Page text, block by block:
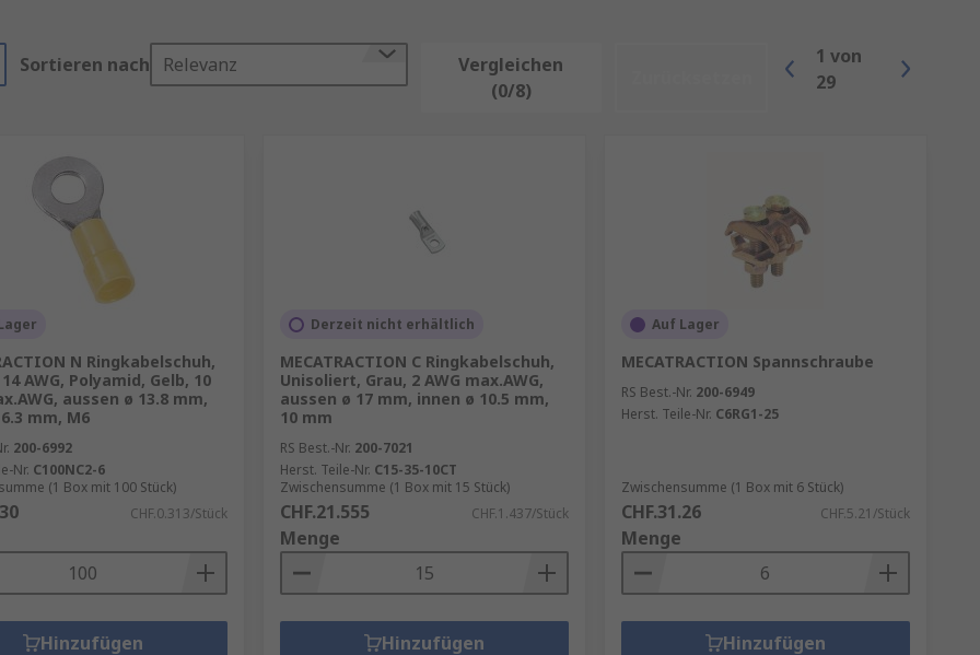
Sortieren nach Relevanz
Vergleichen
(0/8)
1 von
29
N Ringkabelschuh,
AWG, Polyamid, Gelb, 10
aussen ø 13.8 mm,
mm, M6
200-6992
Nr. C100NC2-6
(1 Box mit 100 Stück)
CHF.0.313/Stück
Hinzufügen
Derzeit nicht erhältlich
MECATRACTION C Ringkabelschuh,
Unisoliert, Grau, 2 AWG max.AWG,
aussen ø 17 mm, innen ø 10.5 mm,
10 mm
RS Best.-Nr. 200-7021
Herst. Teile-Nr. C15-35-10CT
Zwischensumme (1 Box mit 15 Stück)
CHF.21.555 CHF.1.437/Stück
Menge
Hinzufügen
Auf Lager
MECATRACTION Spannschraube
RS Best.-Nr. 200-6949
Herst. Teile-Nr. C6RG1-25
Zwischensumme (1 Box mit 6 Stück)
CHF.31.26 CHF.5.21/Stück
Menge
Hinzufügen